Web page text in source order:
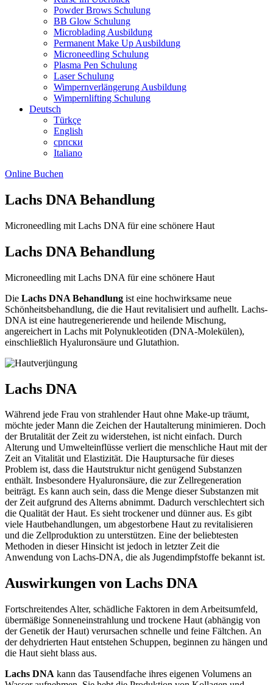
Powder Brows Schulung
BB Glow Schulung
Microblading Ausbildung
Permanent Make Up Ausbildung
Microneedling Schulung
Plasma Pen Schulung
Laser Schulung
Wimpernverlängerung Ausbildung
Wimpernlifting Schulung
Deutsch
Türkçe
English
српски
Italiano
Online Buchen
Lachs DNA Behandlung
Microneedling mit Lachs DNA für eine schönere Haut
Lachs DNA Behandlung
Microneedling mit Lachs DNA für eine schönere Haut
Die Lachs DNA Behandlung ist eine hochwirksame neue
Schönheitsbehandlung, die die Haut revitalisiert und aufhellt. Lachs-
DNA ist eine hautregenerierende und heilende Mischung,
angereichert in Lachs mit Polynukleotiden (DNA-Molekülen),
einschließlich Hyaluronsäure und Glutathion.
Lachs DNA
Während jede Frau von strahlender Haut ohne Make-up träumt,
möchte jeder Mann die Zeichen der Hautalterung minimieren. Doch
der Brutalität der Zeit zu widerstehen, ist nicht einfach. Durch
Alterung und Umwelteinflüsse verliert die menschliche Haut mit der
Zeit an Vitalität und Elastizität. Die Hauptursache für dieses
Problem ist, dass die Hautstruktur nicht genügend Substanzen
enthält. Insbesondere Hyaluronsäure, die zur Zellregeneration
beiträgt. Es kann auch sein, dass die Menge dieser Substanzen mit
der Zeit aufgrund des Alterns abnimmt. Dadurch verschlechtert sich
die Qualität der Haut. Es sieht trockener und dünner aus. Es gibt
viele Hautbehandlungen, um abgestorbene Haut zu revitalisieren
und die Zellproduktion zu unterstützen. Eine der beliebtesten
Methoden in dieser Hinsicht ist jedoch in letzter Zeit die
Anwendung von Lachs-DNA, die als Jugendimpfstoffe bekannt ist.
Auswirkungen von Lachs DNA
Fortschreitendes Alter, schädliche Faktoren in dem Arbeitsumfeld,
übermäßige Sonneneinstrahlung und trockene Haut (abhängig von
der Genetik der Haut) verursachen schnelle und feine Fältchen. An
der dehydrierten Haut entstehen Schuppen, beginnen zu hängen und
die Haut sieht blass aus.
Lachs DNA kann das Tausendfache ihres eigenen Volumens an